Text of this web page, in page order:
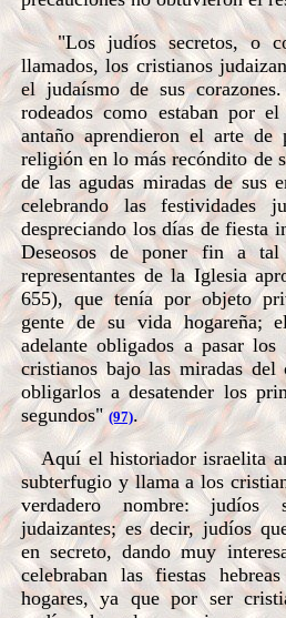
"Los judíos secretos, o
llamados, los cristianos
el judaísmo de sus
rodeados como estaban por
antaño aprendieron el arte de
religión en lo más recóndito de
de las agudas miradas de sus
celebrando las festividades
despreciando los días de fiesta
Deseosos de poner fin a tal
representantes de la Iglesia
655), que tenía por objeto
gente de su vida hogareña;
adelante obligados a pasar
cristianos bajo las miradas
obligarlos a desatender los
segundos" (97).
Aquí el historiador israelita
subterfugio y llama a los
verdadero nombre: judíos
judaizantes; es decir, judíos
en secreto, dando muy
celebraban las fiestas
hogares, ya que por ser